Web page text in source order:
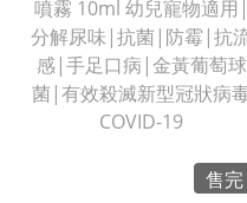
售完